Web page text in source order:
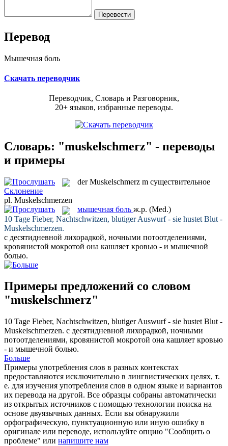
Перевод
Мышечная боль
Скачать переводчик
Переводчик, Словарь и Разговорник,
20+ языков, избранные переводы.
Словарь: "muskelschmerz" - переводы
и примеры
derMuskelschmerz m существительное
Склонение
pl. Muskelschmerzen
мышечная боль ж.р. (Med.)
10 Tage Fieber, Nachtschwitzen, blutiger Auswurf - sie hustet Blut -
Muskelschmerzen.
с десятидневной лихорадкой, ночными потоотделениями,
кровянистой мокротой она кашляет кровью - и мышечной
болью.
Примеры предложений со словом
"muskelschmerz"
10 Tage Fieber, Nachtschwitzen, blutiger Auswurf - sie hustet Blut -
Muskelschmerzen. с десятидневной лихорадкой, ночными
потоотделениями, кровянистой мокротой она кашляет кровью
- и мышечной болью.
Больше
Примеры употребления слов в разных контекстах
предоставляются исключительно в лингвистических целях, т.
е. для изучения употребления слов в одном языке и вариантов
их перевода на другой. Все образцы собраны автоматически
из открытых источников с помощью технологии поиска на
основе двуязычных данных. Если вы обнаружили
орфографическую, пунктуационную или иную ошибку в
оригинале или переводе, используйте опцию "Сообщить о
проблеме" или напишите нам